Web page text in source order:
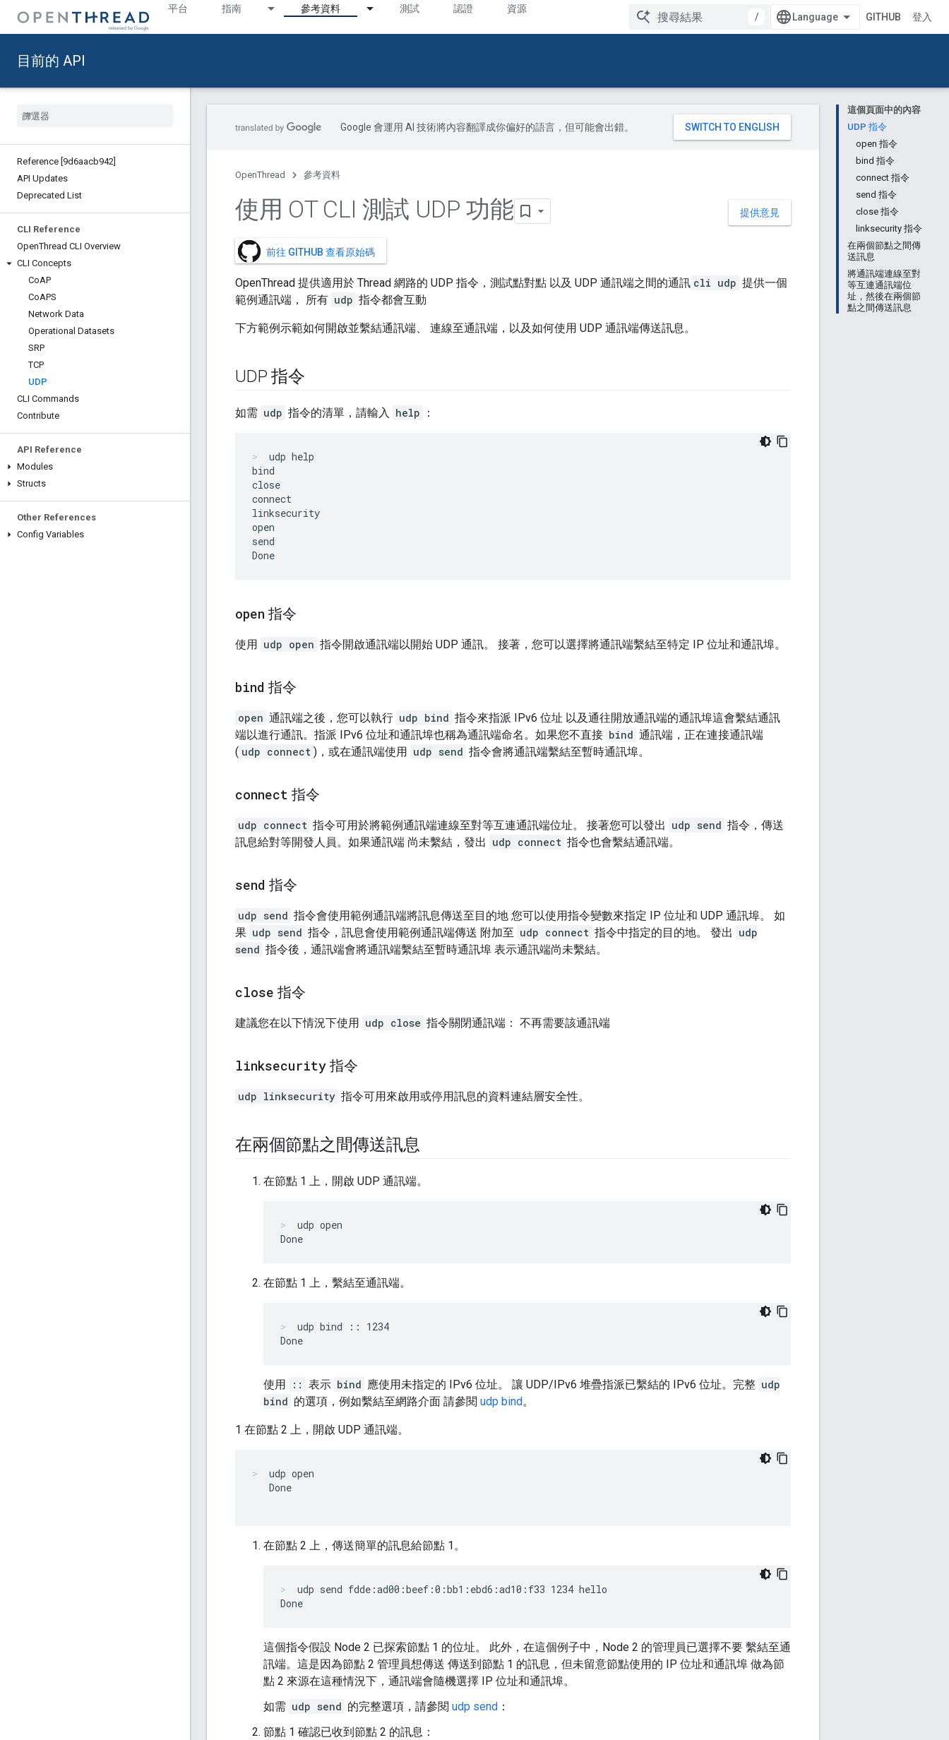
平台 指南 參考資料 測試 認證 資源
/ GITHUB 登入
目前的 API
Reference [9d6aacb942]
API Updates
Deprecated List
CLI Reference
OpenThread CLI Overview
CLI Concepts
CoAP
CoAPS
Network Data
Operational Datasets
SRP
TCP
UDP
CLI Commands
Contribute
API Reference
Modules
Structs
Other References
Config Variables
這個頁面中的內容
UDP 指令
open 指令
bind 指令
connect 指令
send 指令
close 指令
linksecurity 指令
在兩個節點之間傳
送訊息
將通訊端連線至對
等互連通訊端位
址，然後在兩個節
點之間傳送訊息
Google 會運用 AI 技術將內容翻譯成你偏好的語言，但可能會出錯。
OpenThread 參考資料
提供意見
使用 OT CLI 測試 UDP 功能
前往 GITHUB 查看原始碼
OpenThread 提供適用於 Thread 網路的 UDP 指令，測試點對點 以及 UDP 通訊端之間的通訊 cli udp 提供一個
範例通訊端， 所有 udp 指令都會互動
下方範例示範如何開啟並繫結通訊端、 連線至通訊端，以及如何使用 UDP 通訊端傳送訊息。
UDP 指令
如需 udp 指令的清單，請輸入 help ：
udp help
bind
close
connect
linksecurity
open
send
open 指令
使用 udp open 指令開啟通訊端以開始 UDP 通訊。 接著，您可以選擇將通訊端繫結至特定 IP 位址和通訊埠。
bind 指令
open 通訊端之後，您可以執行 udp bind 指令來指派 IPv6 位址 以及通往開放通訊端的通訊埠這會繫結通訊
端以進行通訊。指派 IPv6 位址和通訊埠也稱為通訊端命名。如果您不直接 bind 通訊端，正在連接通訊端
( udp connect )，或在通訊端使用 udp send 指令會將通訊端繫結至暫時通訊埠。
connect 指令
udp connect 指令可用於將範例通訊端連線至對等互連通訊端位址。 接著您可以發出 udp send 指令，傳送
訊息給對等開發人員。如果通訊端 尚未繫結，發出 udp connect 指令也會繫結通訊端。
send 指令
udp send 指令會使用範例通訊端將訊息傳送至目的地 您可以使用指令變數來指定 IP 位址和 UDP 通訊埠。 如
果 udp send 指令，訊息會使用範例通訊端傳送 附加至 udp connect 指令中指定的目的地。 發出 udp
send 指令後，通訊端會將通訊端繫結至暫時通訊埠 表示通訊端尚未繫結。
close 指令
建議您在以下情況下使用 udp close 指令關閉通訊端： 不再需要該通訊端
linksecurity 指令
udp linksecurity 指令可用來啟用或停用訊息的資料連結層安全性。
在兩個節點之間傳送訊息
在節點 1 上，開啟 UDP 通訊端。
udp open
在節點 1 上，繫結至通訊端。
udp bind :: 1234
使用 :: 表示 bind 應使用未指定的 IPv6 位址。 讓 UDP/IPv6 堆疊指派已繫結的 IPv6 位址。完整 udp
bind 的選項，例如繫結至網路介面 請參閱 udp bind。
1 在節點 2 上，開啟 UDP 通訊端。
udp open
   Done
在節點 2 上，傳送簡單的訊息給節點 1。
udp send fdde:ad00:beef:0:bb1:ebd6:ad10:f33 1234 hello
這個指令假設 Node 2 已探索節點 1 的位址。 此外，在這個例子中，Node 2 的管理員已選擇不要 繫結至通
訊端。這是因為節點 2 管理員想傳送 傳送到節點 1 的訊息，但未留意節點使用的 IP 位址和通訊埠 做為節
點 2 來源在這種情況下，通訊端會隨機選擇 IP 位址和通訊埠。
如需 udp send 的完整選項，請參閱 udp send ：
節點 1 確認已收到節點 2 的訊息：